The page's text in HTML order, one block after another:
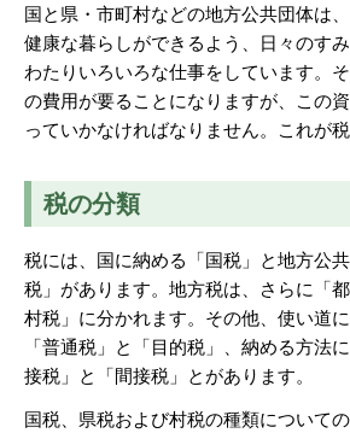
国と県・市町村などの地方公共団体は
健康な暮らしができるよう、日々のす
わたりいろいろな仕事をしています。
の費用が要ることになりますが、この
っていかなければなりません。これが税
税の分類
税には、国に納める「国税」と地方公
税」があります。地方税は、さらに「
村税」に分かれます。その他、使い道に
「普通税」と「目的税」、納める方法
接税」と「間接税」とがあります。
国税、県税および村税の種類について